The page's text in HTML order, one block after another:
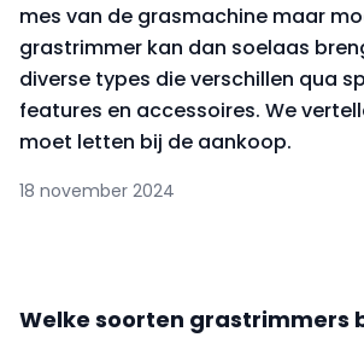
mes van de grasmachine maar
grastrimmer kan dan soelaas
diverse types die verschillen qua
features en accessoires. We
moet letten bij de aankoop.
18 november 2024
Welke soorten grastrimmers